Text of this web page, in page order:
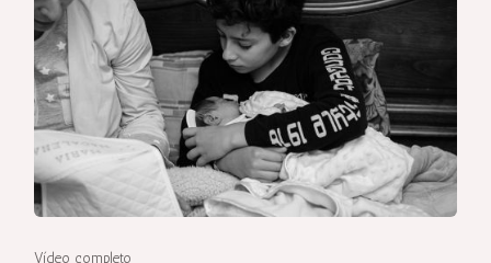
Vídeo completo